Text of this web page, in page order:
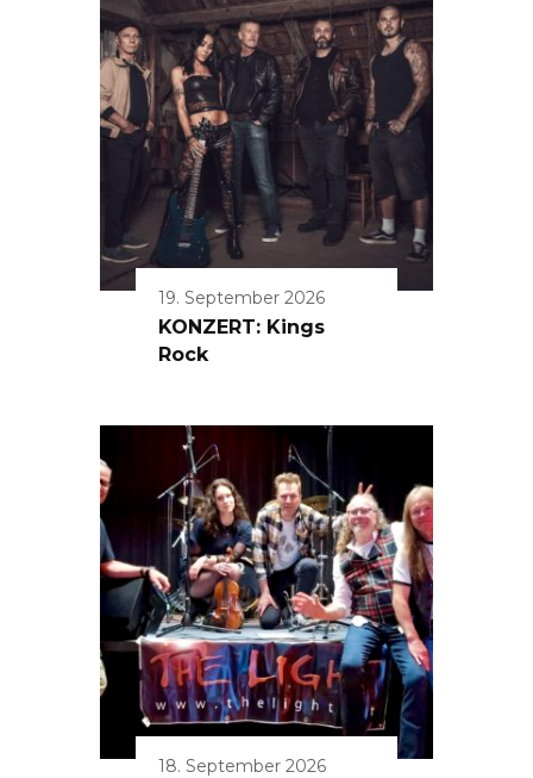
19. September 2026
KONZERT: Kings
Rock
18. September 2026